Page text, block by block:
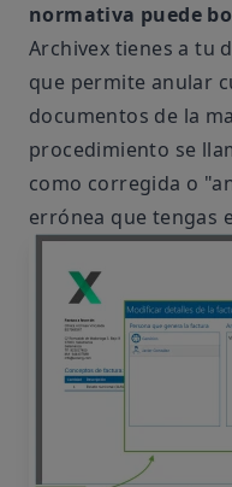
normativa puede
Archivex tienes a tu
que permite anular
documentos de la
procedimiento se
como corregida o
errónea que tengas